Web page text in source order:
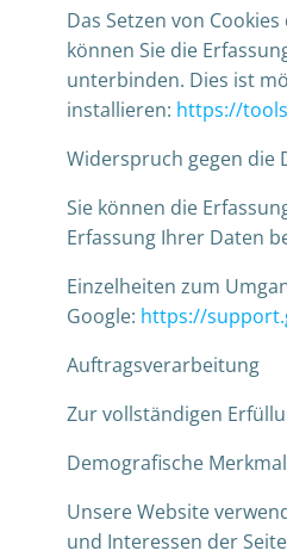
Das Setzen von
können Sie die
unterbinden. Dies ist
installieren: https://
Widerspruch gegen die
Sie können die
Erfassung Ihrer Daten
Einzelheiten zum
Google: https://
Auftragsverarbeitung
Zur vollständigen
Demografische
Unsere Website
und Interessen der